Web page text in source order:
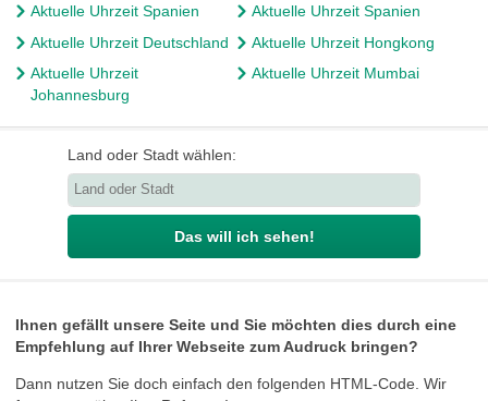
Aktuelle Uhrzeit Spanien
Aktuelle Uhrzeit Spanien
Aktuelle Uhrzeit Deutschland
Aktuelle Uhrzeit Hongkong
Aktuelle Uhrzeit
Johannesburg
Aktuelle Uhrzeit Mumbai
Land oder Stadt wählen:
Das will ich sehen!
Ihnen gefällt unsere Seite und Sie möchten dies durch eine
Empfehlung auf Ihrer Webseite zum Audruck bringen?
Dann nutzen Sie doch einfach den folgenden HTML-Code. Wir